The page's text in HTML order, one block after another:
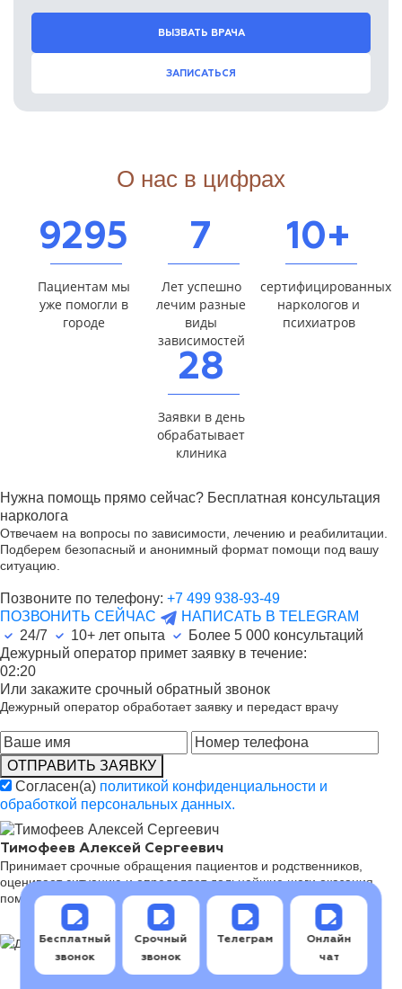
ВЫЗВАТЬ ВРАЧА
ЗАПИСАТЬСЯ
О нас в цифрах
9295
Пациентам мы
уже помогли в
городе
7
Лет успешно
лечим разные
виды
зависимостей
10+
сертифицированных
наркологов и
психиатров
28
Заявки в день
обрабатывает
клиника
Нужна помощь прямо сейчас? Бесплатная консультация
нарколога
Отвечаем на вопросы по зависимости, лечению и реабилитации.
Подберем безопасный и анонимный формат помощи под вашу
ситуацию.
Позвоните по телефону: +7 499 938-93-49
ПОЗВОНИТЬ СЕЙЧАС
НАПИСАТЬ В TELEGRAM
24/7
10+ лет опыта Более 5 000 консультаций
Дежурный оператор примет заявку в течение:
02:20
Или закажите срочный обратный звонок
Дежурный оператор обработает заявку и передаст врачу
ОТПРАВИТЬ ЗАЯВКУ
Согласен(а) политикой конфиденциальности и
обработкой персональных данных.
Тимофеев Алексей Сергеевич
Принимает срочные обращения пациентов и родственников,
оценивает ситуацию и определяет дальнейшие шаги оказания
помощи.
Бесплатный
звонок
Срочный
звонок
Телеграм
Онлайн
чат